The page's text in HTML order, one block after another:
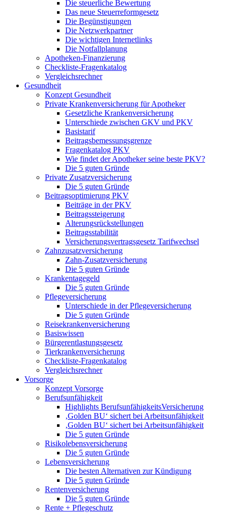
Die steuerliche Bewertung
Das neue Steuerreformgesetz
Die Begünstigungen
Die Netzwerkpartner
Die wichtigen Internetlinks
Die Notfallplanung
Apotheken-Finanzierung
Checkliste-Fragenkatalog
Vergleichsrechner
Gesundheit
Konzept Gesundheit
Private Krankenversicherung für Apotheker
Gesetzliche Krankenversicherung
Unterschiede zwischen GKV und PKV
Basistarif
Beitragsbemessungsgrenze
Fragenkatalog PKV
Wie findet der Apotheker seine beste PKV?
Die 5 guten Gründe
Private Zusatzversicherung
Die 5 guten Gründe
Beitragsoptimierung PKV
Beiträge in der PKV
Beitragssteigerung
Alterungsrückstellungen
Beitragsstabilität
Versicherungsvertragsgesetz Tarifwechsel
Zahnzusatzversicherung
Zahn-Zusatzversicherung
Die 5 guten Gründe
Krankentagegeld
Die 5 guten Gründe
Pflegeversicherung
Unterschiede in der Pflegeversicherung
Die 5 guten Gründe
Reisekrankenversicherung
Basiswissen
Bürgerentlastungsgesetz
Tierkrankenversicherung
Checkliste-Fragenkatalog
Vergleichsrechner
Vorsorge
Konzept Vorsorge
Berufsunfähigkeit
Highlights BerufsunfähigkeitsVersicherung
‚Golden BU‘ sichert bei Arbeitsunfähigkeit
‚Golden BU‘ sichert bei Arbeitsunfähigkeit
Die 5 guten Gründe
Risikolebensversicherung
Die 5 guten Gründe
Lebensversicherung
Die besten Alternativen zur Kündigung
Die 5 guten Gründe
Rentenversicherung
Die 5 guten Gründe
Rente + Pflegeschutz